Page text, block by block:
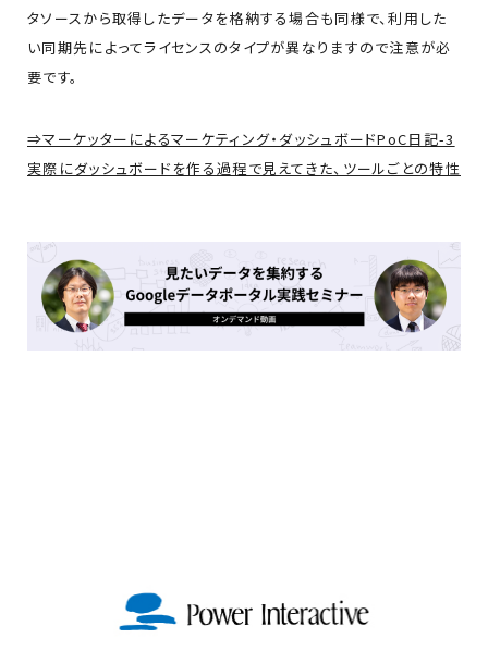
タソースから取得したデータを格納する場合も同様で、利用した
い同期先によってライセンスのタイプが異なりますので注意が必
要です。
⇒マーケッターによるマーケティング・ダッシュボードPoC日記-3
実際にダッシュボードを作る過程で見えてきた、ツールごとの特性